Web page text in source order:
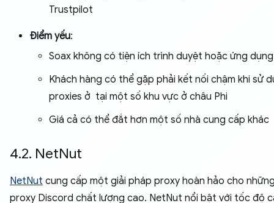
Trustpilot
Điểm yếu:
Soax không có tiện ích trình duyệt hoặc ứng
Khách hàng có thể gặp phải kết nối chậm khi sử
proxies ở tại một số khu vực ở châu Phi
Giá cả có thể đắt hơn một số nhà cung cấp khác
4.2. NetNut
NetNut cung cấp một giải pháp proxy hoàn hảo cho
proxy Discord chất lượng cao. NetNut nổi bật với tốc độ